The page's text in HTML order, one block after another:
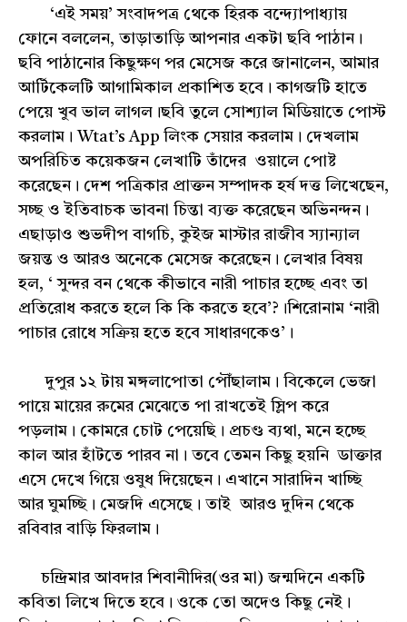
‘এই সময়’ সংবাদপত্র থেকে হিরক বন্দ্যোপাধ্যায়
ফোনে বললেন, তাড়াতাড়ি আপনার একটা ছবি পাঠান।
ছবি পাঠানোর কিছুক্ষণ পর মেসেজ করে জানালেন, আমার
আর্টিকেলটি আগামিকাল প্রকাশিত হবে। কাগজটি হাতে
পেয়ে খুব ভাল লাগল।ছবি তুলে সোশ্যাল মিডিয়াতে পোস্ট
করলাম। Wtat’s App লিংক সেয়ার করলাম। দেখলাম
অপরিচিত কয়েকজন লেখাটি তাঁদের ওয়ালে পোষ্ট
করেছেন। দেশ পত্রিকার প্রাক্তন সম্পাদক হর্ষ দত্ত লিখেছেন,
সচ্ছ ও ইতিবাচক ভাবনা চিন্তা ব্যক্ত করেছেন অভিনন্দন।
এছাড়াও শুভদীপ বাগচি, কুইজ মাস্টার রাজীব স্যান্যাল
জয়ন্ত ও আরও অনেকে মেসেজ করেছেন। লেখার বিষয়
হল, ‘ সুন্দর বন থেকে কীভাবে নারী পাচার হচ্ছে এবং তা
প্রতিরোধ করতে হলে কি কি করতে হবে’?।শিরোনাম ‘নারী
পাচার রোধে সক্রিয় হতে হবে সাধারণকেও’।
দুপুর ১২ টায় মঙ্গলাপোতা পৌঁছালাম। বিকেলে ভেজা
পায়ে মায়ের রুমের মেঝেতে পা রাখতেই স্লিপ করে
পড়লাম। কোমরে চোট পেয়েছি। প্রচণ্ড ব্যথা, মনে হচ্ছে
কাল আর হাঁটতে পারব না। তবে তেমন কিছু হয়নি ডাক্তার
এসে দেখে গিয়ে ওষুধ দিয়েছেন। এখানে সারাদিন খাচ্ছি
আর ঘুমচ্ছি। মেজদি এসেছে। তাই আরও দুদিন থেকে
রবিবার বাড়ি ফিরলাম।
চন্দ্রিমার আবদার শিবানীদির(ওর মা) জন্মদিনে একটি
কবিতা লিখে দিতে হবে। ওকে তো অদেও কিছু নেই।